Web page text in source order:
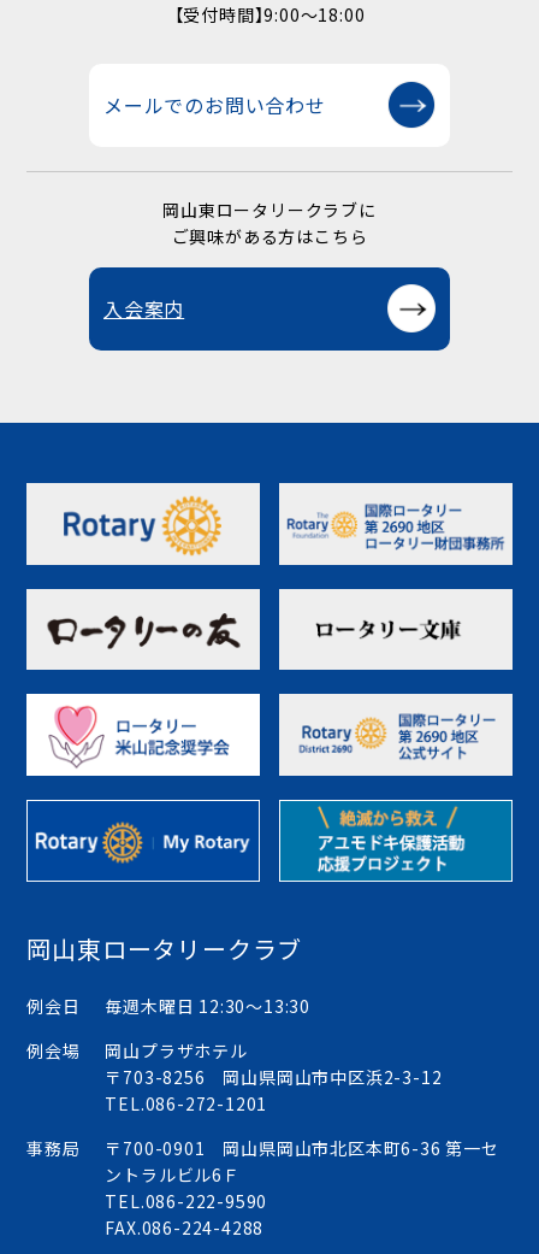
【受付時間】9:00〜18:00
メールでのお問い合わせ
岡山東ロータリークラブに
ご興味がある方はこちら
入会案内
岡山東ロータリークラブ
例会日
毎週木曜日 12:30〜13:30
例会場
岡山プラザホテル
〒703-8256 岡山県岡山市中区浜2-3-12
TEL.086-272-1201
事務局
〒700-0901 岡山県岡山市北区本町6-36 第一セ
ントラルビル6Ｆ
TEL.086-222-9590
FAX.086-224-4288